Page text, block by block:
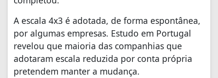
A escala 4x3 é adotada, de forma espontânea,
por algumas empresas. Estudo em Portugal
revelou que maioria das companhias que
adotaram escala reduzida por conta própria
pretendem manter a mudança.